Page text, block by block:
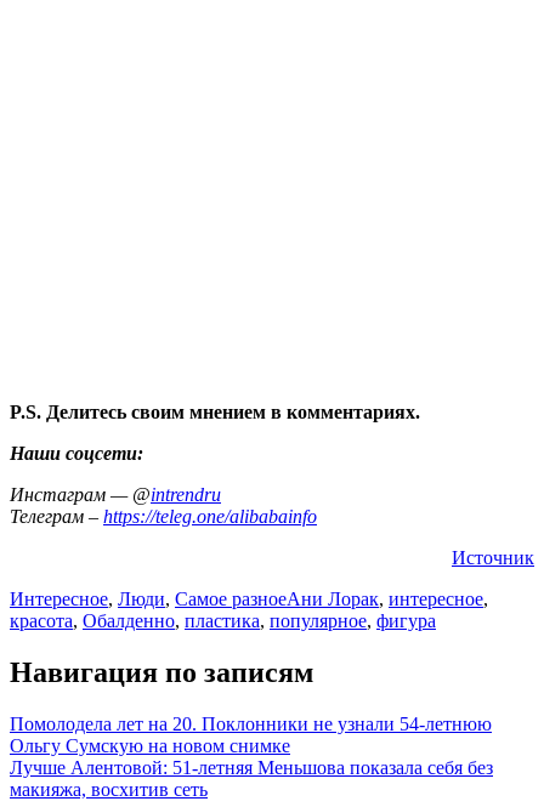
P.S. Делитесь своим мнением в комментариях.
Наши соцсети:
Инстаграм — @intrendru
Телеграм – https://teleg.one/alibabainfo
Источник
Интересное, Люди, Самое разноеАни Лорак, интересное,
красота, Обалденно, пластика, популярное, фигура
Навигация по записям
Помолодела лет на 20. Поклонники не узнали 54-летнюю
Ольгу Сумскую на новом снимке
Лучше Алентовой: 51-летняя Меньшова показала себя без
макияжа, восхитив сеть